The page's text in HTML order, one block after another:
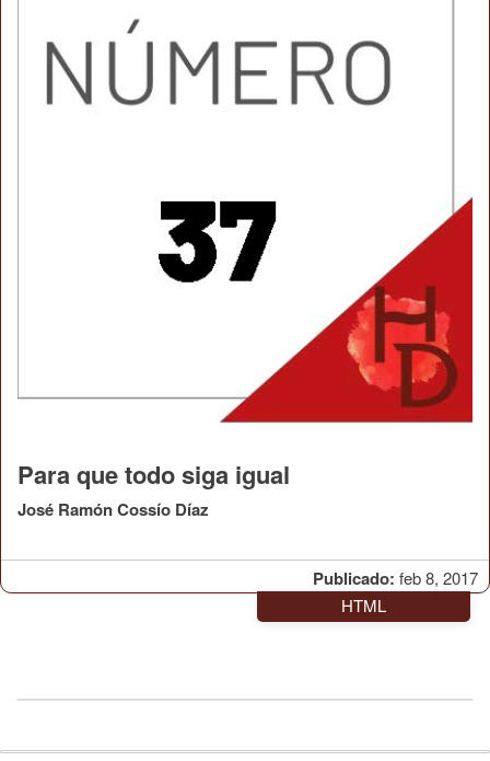
Publicado: feb 8, 2017
Para que todo siga igual
José Ramón Cossío Díaz
HTML